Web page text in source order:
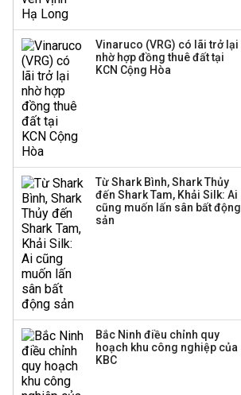
Hơn 227.000 tài khoản
gia nhập thị trường
chứng khoán trong
tháng 7 biến động
Thị trường thường
Vinaruco (VRG) có lãi trở lại
nhờ hợp đồng thuê đất tại
KCN Cộng Hòa
Từ Shark Bình, Shark Thủy
đến Shark Tam, Khải Silk: Ai
cũng muốn lấn sân bất động
sản
Bắc Ninh điều chỉnh quy
hoạch khu công nghiệp của
KBC